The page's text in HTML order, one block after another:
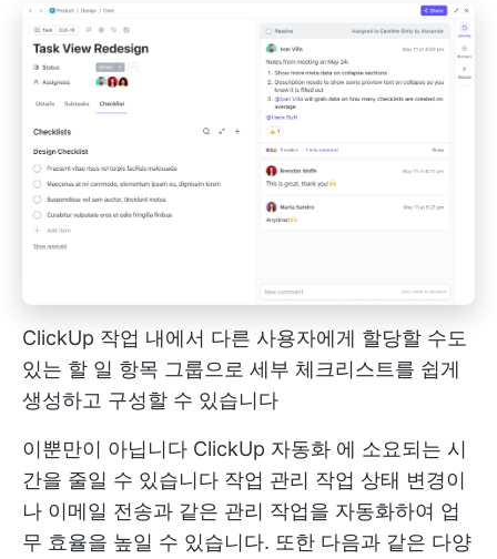
ClickUp 작업 내에서 다른 사용자에게 할당할 수도
있는 할 일 항목 그룹으로 세부 체크리스트를 쉽게
생성하고 구성할 수 있습니다
이뿐만이 아닙니다 ClickUp 자동화 에 소요되는 시
간을 줄일 수 있습니다 작업 관리 작업 상태 변경이
나 이메일 전송과 같은 관리 작업을 자동화하여 업
무 효율을 높일 수 있습니다. 또한 다음과 같은 다양